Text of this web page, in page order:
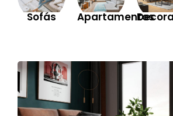
Sofás Apartamentos